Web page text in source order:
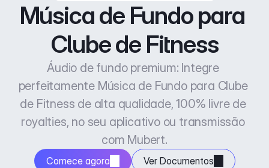
Música de Fundo para
Clube de Fitness
Áudio de fundo premium: Integre
perfeitamente Música de Fundo para Clube
de Fitness de alta qualidade, 100% livre de
royalties, no seu aplicativo ou transmissão
com Mubert.
Comece agora Ver Documentos